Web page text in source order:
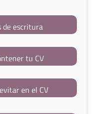
de escritura
tu CV
en el CV